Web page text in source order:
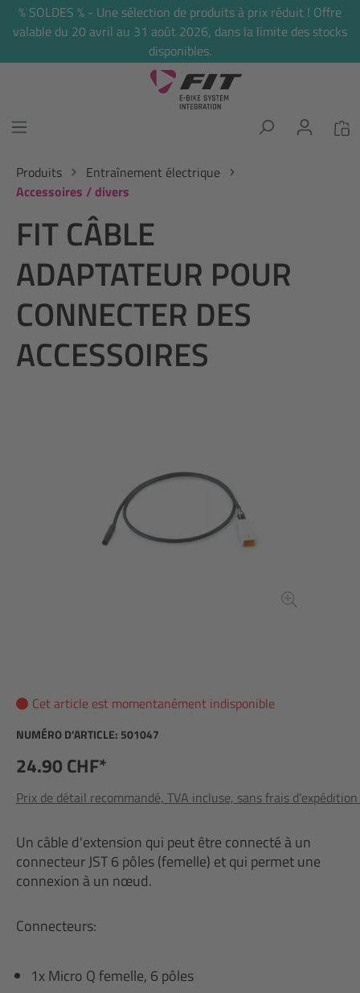
principal
% SOLDES % - Une sélection de produits à prix réduit ! Offre
valable du 20 avril au 31 août 2026, dans la limite des stocks
disponibles.
Produits
Entraînement électrique
Accessoires / divers
FIT CÂBLE
ADAPTATEUR POUR
CONNECTER DES
ACCESSOIRES
Cet article est momentanément indisponible
NUMÉRO D’ARTICLE: 501047
24.90 CHF*
Prix de détail recommandé, TVA incluse, sans frais
Un câble d'extension qui peut être connecté à un
connecteur JST 6 pôles (femelle) et qui permet une
connexion à un nœud.
Connecteurs:
1x Micro Q femelle, 6 pôles